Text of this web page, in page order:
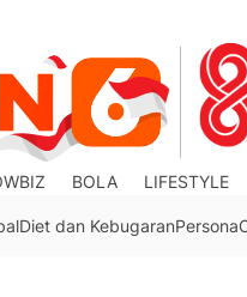
BOLA LIFESTYLE
Diet dan KebugaranPersona